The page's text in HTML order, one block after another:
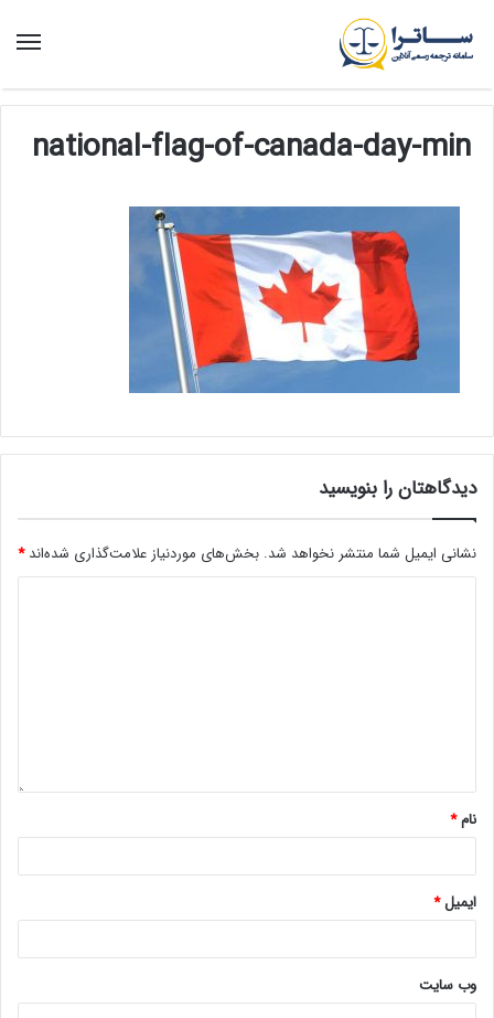
منو
national-flag-of-canada-day-min
دیدگاهتان را بنویسید
نشانی ایمیل شما منتشر نخواهد شد. بخش‌های موردنیاز علامت‌گذاری شده‌اند*
نام*
ایمیل*
وب‌ سایت